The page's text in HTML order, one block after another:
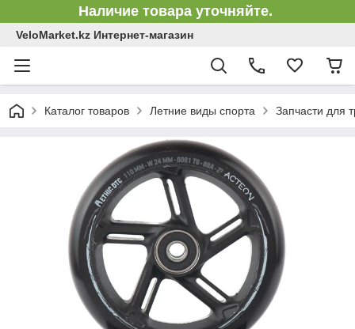
Наличие товара уточняйте.
VeloMarket.kz Интернет-магазин
Каталог товаров Летние виды спорта Запчасти для